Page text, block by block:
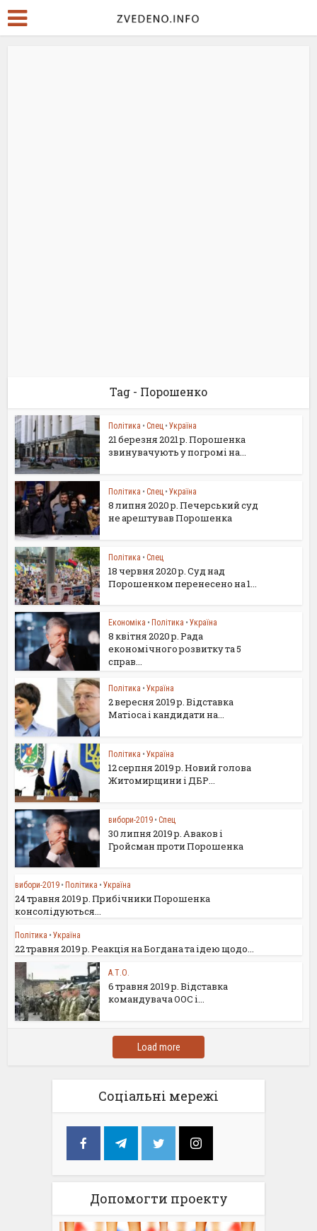
Tag - Порошенко
Політика • Спец • Україна
21 березня 2021 р. Порошенка
звинувачують у погромі на...
Політика • Спец • Україна
8 липня 2020 р. Печерський суд
не арештував Порошенка
Політика • Спец
18 червня 2020 р. Суд над
Порошенком перенесено на 1...
Економіка • Політика • Україна
8 квітня 2020 р. Рада
економічного розвитку та 5
справ...
Політика • Україна
2 вересня 2019 р. Відставка
Матіоса і кандидати на...
Політика • Україна
12 серпня 2019 р. Новий голова
Житомирщини і ДБР...
вибори-2019 • Спец
30 липня 2019 р. Аваков і
Гройсман проти Порошенка
вибори-2019 • Політика • Україна
24 травня 2019 р. Прибічники Порошенка
консолідуються...
Політика • Україна
22 травня 2019 р. Реакція на Богдана та ідею щодо...
А.Т.О.
6 травня 2019 р. Відставка
командувача ООС і...
Load more
Соціальні мережі
Допомогти проекту